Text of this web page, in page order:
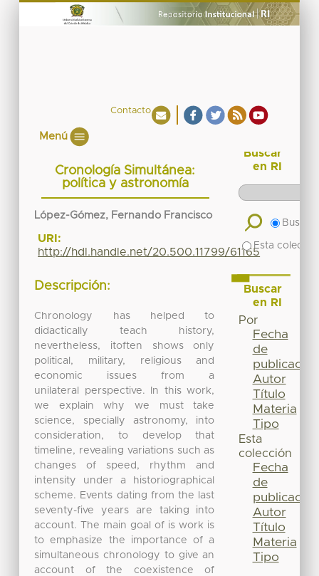
Contacto
Menú
Cronología Simultánea:
política y astronomía
López-Gómez, Fernando Francisco
URI:
http://hdl.handle.net/20.500.11799/61165
Descripción:
Chronology has helped to
didactically teach history,
nevertheless, itoften shows only
political, military, religious and
economic issues from a
unilateral perspective. In this work,
we explain why we must take
science, specially astronomy, into
consideration, to develop that
timeline, revealing variations such as
changes of speed, rhythm and
intensity under a historiographical
scheme. Events dating from the last
seventy-five years are taking into
account. The main goal of is work is
to emphasize the importance of a
simultaneous chronology to give an
account of the coexistence of
Buscar
en RI
Buscar
Esta
Buscar
en RI
Por
Fecha
de
publicación
Autor
Título
Materia
Tipo
Esta
colección
Fecha
de
publicación
Autor
Título
Materia
Tipo